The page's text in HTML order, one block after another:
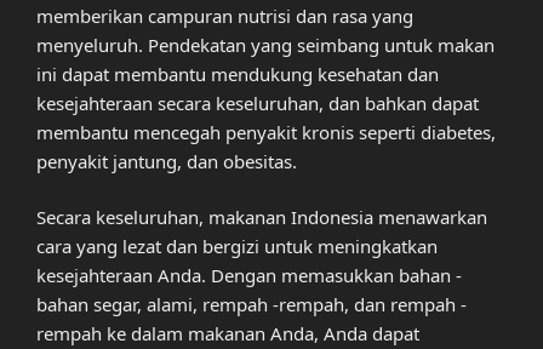
memberikan campuran nutrisi dan rasa yang
menyeluruh. Pendekatan yang seimbang untuk makan
ini dapat membantu mendukung kesehatan dan
kesejahteraan secara keseluruhan, dan bahkan dapat
membantu mencegah penyakit kronis seperti diabetes,
penyakit jantung, dan obesitas.
Secara keseluruhan, makanan Indonesia menawarkan
cara yang lezat dan bergizi untuk meningkatkan
kesejahteraan Anda. Dengan memasukkan bahan -
bahan segar, alami, rempah -rempah, dan rempah -
rempah ke dalam makanan Anda, Anda dapat